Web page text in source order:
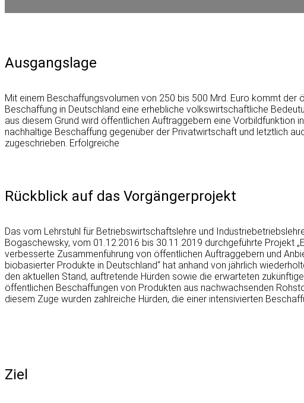
Ausgangslage
Mit einem Beschaffungsvolumen von 250 bis 500 Mrd. Euro kommt der
Beschaffung in Deutschland eine erhebliche volkswirtschaftliche
aus diesem Grund wird öffentlichen Auftraggebern eine Vorbildfunktion
nachhaltige Beschaffung gegenüber der Privatwirtschaft und letztlich
zugeschrieben. Erfolgreiche
Rückblick auf das Vorgängerprojekt
Das vom Lehrstuhl für Betriebswirtschaftslehre und
Bogaschewsky, vom 01.12.2016 bis 30.11.2019 durchgeführte Projekt
verbesserte Zusammenführung von öffentlichen Auftraggebern und
biobasierter Produkte in Deutschland“ hat anhand von jährlich
den aktuellen Stand, auftretende Hürden sowie die erwarteten
öffentlichen Beschaffungen von Produkten aus nachwachsenden
diesem Zuge wurden zahlreiche Hürden, die einer intensivierten
Ziel